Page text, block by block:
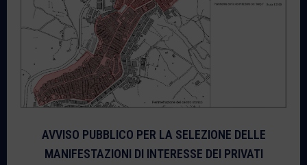
AVVISO PUBBLICO PER LA SELEZIONE DELLE
MANIFESTAZIONI DI INTERESSE DEI PRIVATI